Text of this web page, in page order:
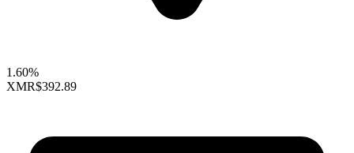
1.60%
XMR$392.89